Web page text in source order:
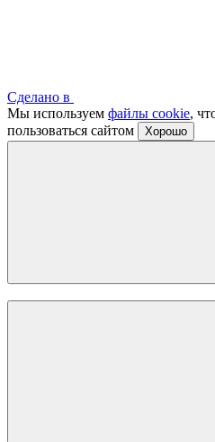
Сделано в
Мы используем файлы cookie,
пользоваться сайтом
Хорошо